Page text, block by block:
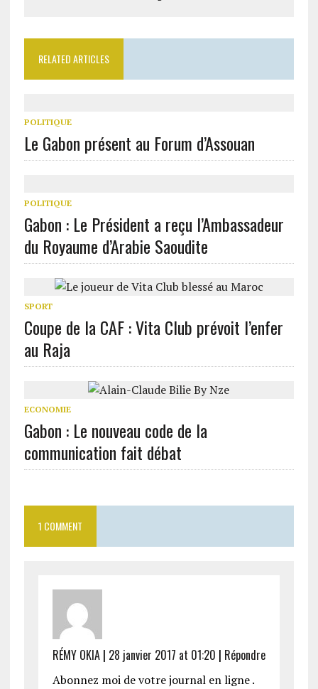
RELATED ARTICLES
POLITIQUE
Le Gabon présent au Forum d’Assouan
POLITIQUE
Gabon : Le Président a reçu l’Ambassadeur
du Royaume d’Arabie Saoudite
SPORT
Coupe de la CAF : Vita Club prévoit l’enfer
au Raja
ECONOMIE
Gabon : Le nouveau code de la
communication fait débat
1 COMMENT
RÉMY OKIA| 28 janvier 2017 at 01:20 | Répondre
Abonnez moi de votre journal en ligne .